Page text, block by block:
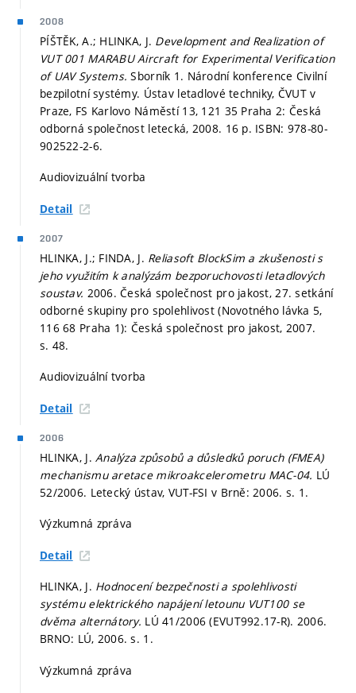
2008
PÍŠTĚK, A.; HLINKA, J. Development and Realization of
VUT 001 MARABU Aircraft for Experimental Verification
of UAV Systems.Sborník 1. Národní konference Civilní
bezpilotní systémy. Ústav letadlové techniky, ČVUT v
Praze, FS Karlovo Náměstí 13, 121 35 Praha 2: Česká
odborná společnost letecká, 2008. 16 p. ISBN: 978-80-
902522-2-6.
Audiovizuální tvorba
Detail
2007
HLINKA, J.; FINDA, J. Reliasoft BlockSim a zkušenosti s
jeho využitím k analýzám bezporuchovosti letadlových
soustav. 2006. Česká společnost pro jakost, 27. setkání
odborné skupiny pro spolehlivost (Novotného lávka 5,
116 68 Praha 1): Česká společnost pro jakost, 2007.
s. 48.
Audiovizuální tvorba
Detail
2006
HLINKA, J.Analýza způsobů a důsledků poruch (FMEA)
mechanismu aretace mikroakcelerometru MAC-04. LÚ
52/2006. Letecký ústav, VUT-FSI v Brně: 2006. s. 1.
Výzkumná zpráva
Detail
HLINKA, J. Hodnocení bezpečnosti a spolehlivosti
systému elektrického napájení letounu VUT100 se
dvěma alternátory. LÚ 41/2006 (EVUT992.17-R). 2006.
BRNO: LÚ, 2006.s. 1.
Výzkumná zpráva